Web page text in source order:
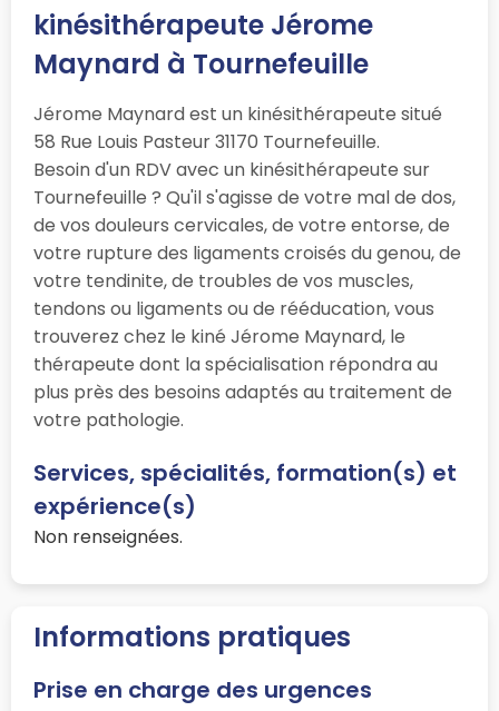
kinésithérapeute Jérome
Maynard à Tournefeuille
Jérome Maynard est un kinésithérapeute situé
58 Rue Louis Pasteur 31170 Tournefeuille.
Besoin d'un RDV avec un kinésithérapeute sur
Tournefeuille ? Qu'il s'agisse de votre mal de dos,
de vos douleurs cervicales, de votre entorse, de
votre rupture des ligaments croisés du genou, de
votre tendinite, de troubles de vos muscles,
tendons ou ligaments ou de rééducation, vous
trouverez chez le kiné Jérome Maynard, le
thérapeute dont la spécialisation répondra au
plus près des besoins adaptés au traitement de
votre pathologie.
Services, spécialités, formation(s) et
expérience(s)
Non renseignées.
Informations pratiques
Prise en charge des urgences